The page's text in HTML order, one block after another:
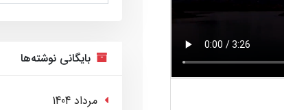
بایگانی نوشته‌ها
مرداد 1404